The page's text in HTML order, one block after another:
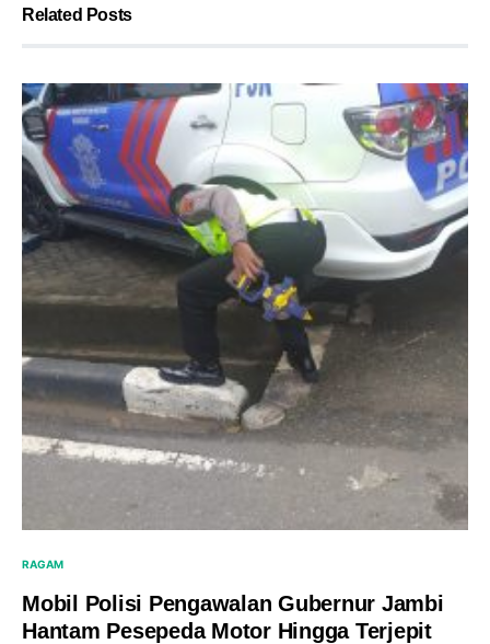
Related Posts
RAGAM
Mobil Polisi Pengawalan Gubernur Jambi
Hantam Pesepeda Motor Hingga Terjepit